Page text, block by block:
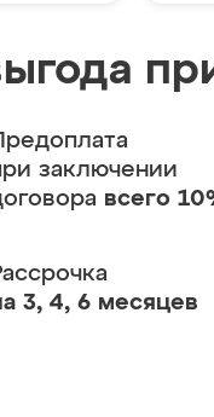
заключении
всего
3, 4, 6 месяцев